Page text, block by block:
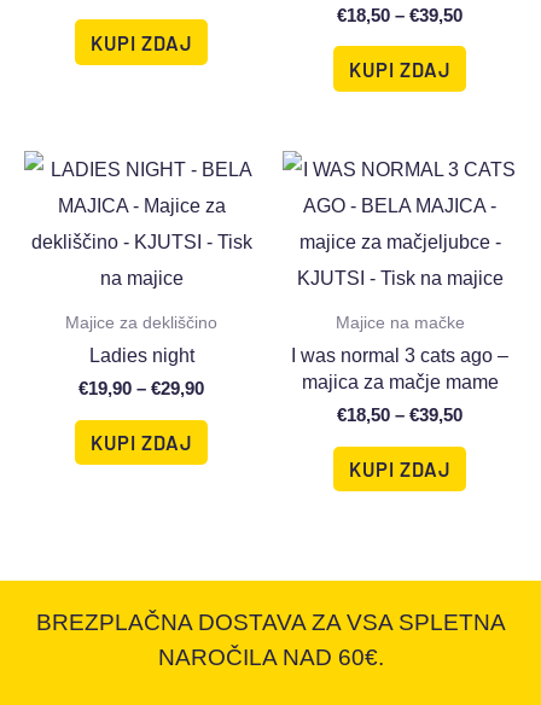
KUPI ZDAJ
€18,50 – €39,50
KUPI ZDAJ
Majice za dekliščino
Ladies night
€19,90 – €29,90
KUPI ZDAJ
Majice na mačke
I was normal 3 cats ago –
majica za mačje mame
€18,50 – €39,50
KUPI ZDAJ
BREZPLAČNA DOSTAVA ZA VSA SPLETNA
NAROČILA NAD 60€.